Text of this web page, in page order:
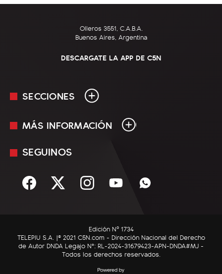
Olleros 3551, C.A.B.A.
Buenos Aires, Argentina
DESCARGATE LA APP DE C5N
SECCIONES
En Vivo
Sociedad
C5N Autos
RatingCero
MÁS INFORMACIÓN
Mediakit
Términos y condiciones
SEGUINOS
Edición Nº 1734
TELEPIU S.A. |© 2021 C5N.com - Dirección Nacional del Derecho
de Autor DNDA Legajo N°: RL-2024-31679423-APN-DNDA#MJ -
Todos los derechos reservados.